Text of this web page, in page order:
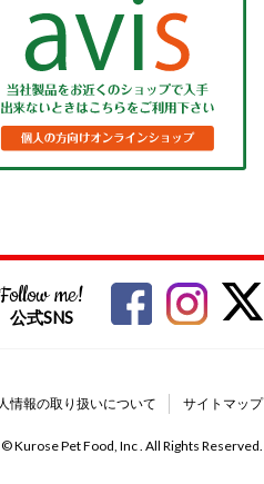
me!
公式SNS
情報の取り扱いについて サイトマップ
© Kurose Pet Food, Inc . All Rights Reserved.